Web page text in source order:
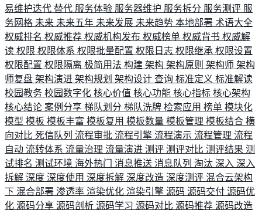
易维护迭代 替代 服务体验 服务器维护 服务拆分 服务测评 服
务网格 未来 未来五年 未来发展 未来趋势 本地部署 术语大全
权威排名 权威推荐 权威机构发布 权威榜单 权威背书 权威解
读 权限 权限体系 权限批量配置 权限日志 权限继承 权限设置
权限配置 权限隔离 极简用法 构建 架构 架构原则 架构师 架构
师复盘 架构演进 架构规划 架构设计 查询 标准定义 标准解读
校园教务 校园数字化 核心价值 核心功能 核心指标 核心架构
核心结论 案例分享 梯队划分 梯队洗牌 检索应用 榜单 模块化
模型 模板 模板丰富 模板复用 模板数量 模板管理 模板结合 横
向对比 死信队列 流程审批 流程引擎 流程演示 流程管理 流程
自动 流转体系 流量治理 流量演进 测评 测评对比 测评结果 测
试排名 测试环境 海外热门 消息推送 消息队列 淘汰 深入 深入
拆解 深度 深度使用 深度拆解 深度改造 深度测评 混合云架构
下 混合部署 渗透率 渲染优化 渲染引擎 源码 源码交付 源码优
化 源码分享 源码剖析 源码学习 源码对比 源码推荐 源码改造